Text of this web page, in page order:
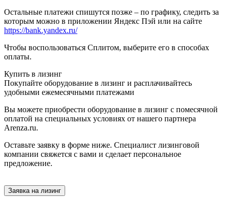
Остальные платежи спишутся позже – по графику, следить за
которым можно в приложении Яндекс Пэй или на сайте
https://bank.yandex.ru/
Чтобы воспользоваться Сплитом, выберите его в способах
оплаты.
Купить в лизинг
Покупайте оборудование в лизинг и расплачивайтесь
удобными ежемесячными платежами
Вы можете приобрести оборудование в лизинг с помесячной
оплатой на специальных условиях от нашего партнера
Arenza.ru.
Оставьте заявку в форме ниже. Специалист лизинговой
компании свяжется с вами и сделает персональное
предложение.
Заявка на лизинг